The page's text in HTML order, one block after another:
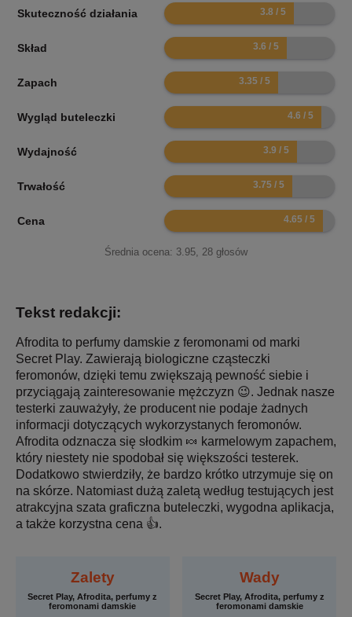
Skuteczność działania 7.6
Skład 7.2
Zapach 6.7
Wygląd buteleczki 9.2
Wydajność 7.8
Trwałość 7.5
Cena 9.3
Średnia ocena: 3.95 28 głosów
Tekst redakcji:
Afrodita to perfumy damskie z feromonami od marki
Secret Play. Zawierają biologiczne cząsteczki
feromonów, dzięki temu zwiększają pewność siebie i
przyciągają zainteresowanie mężczyzn 😉. Jednak nasze
testerki zauważyły, że producent nie podaje żadnych
informacji dotyczących wykorzystanych feromonów.
Afrodita odznacza się słodkim 🍬 karmelowym zapachem,
który niestety nie spodobał się większości testerek.
Dodatkowo stwierdziły, że bardzo krótko utrzymuje się on
na skórze. Natomiast dużą zaletą według testujących jest
atrakcyjna szata graficzna buteleczki, wygodna aplikacja,
a także korzystna cena 👍.
Zalety
Secret Play, Afrodita, perfumy z
feromonami damskie
Wady
Secret Play, Afrodita, perfumy z
feromonami damskie